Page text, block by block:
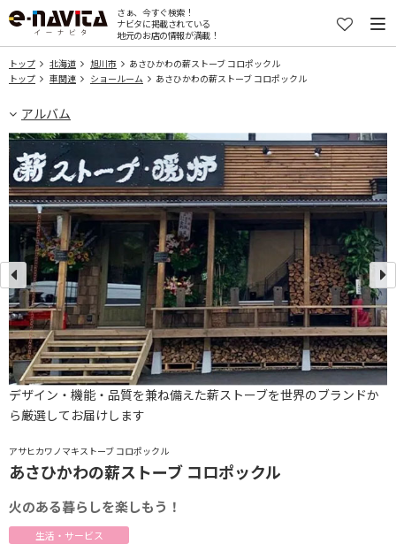
さぁ、今すぐ検索！
ナビタに掲載されている
地元のお店の情報が満載！
トップ 北海道 旭川市
あさひかわの薪ストーブ コロポックル
トップ
車関連 ショールーム あさひかわの薪ストーブ コロポックル
アルバム
アサヒカワノマキストーブ コロポックル
あさひかわの薪ストーブ コロポックル
火のある暮らしを楽しもう！
生活・サービス
デザイン・機能・品質を兼ね備えた薪ストーブを世界のブランドか
ら厳選してお届けします